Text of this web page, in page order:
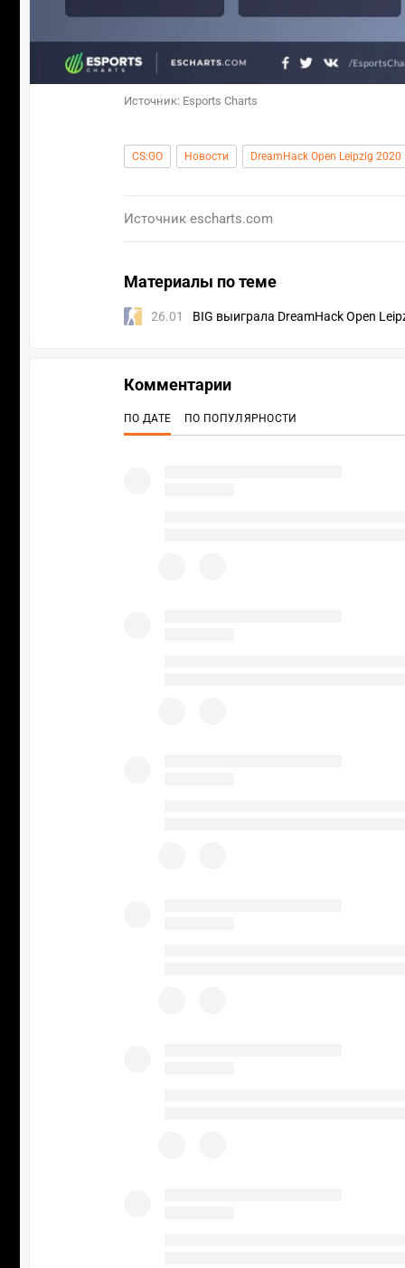
Источник: Esports Charts
CS:GO Новости DreamHack Open Leipzig 2020
Источник escharts.com
Материалы по теме
26.01 BIG выиграла DreamHack Open
Комментарии
ПО ДАТЕ ПО ПОПУЛЯРНОСТИ